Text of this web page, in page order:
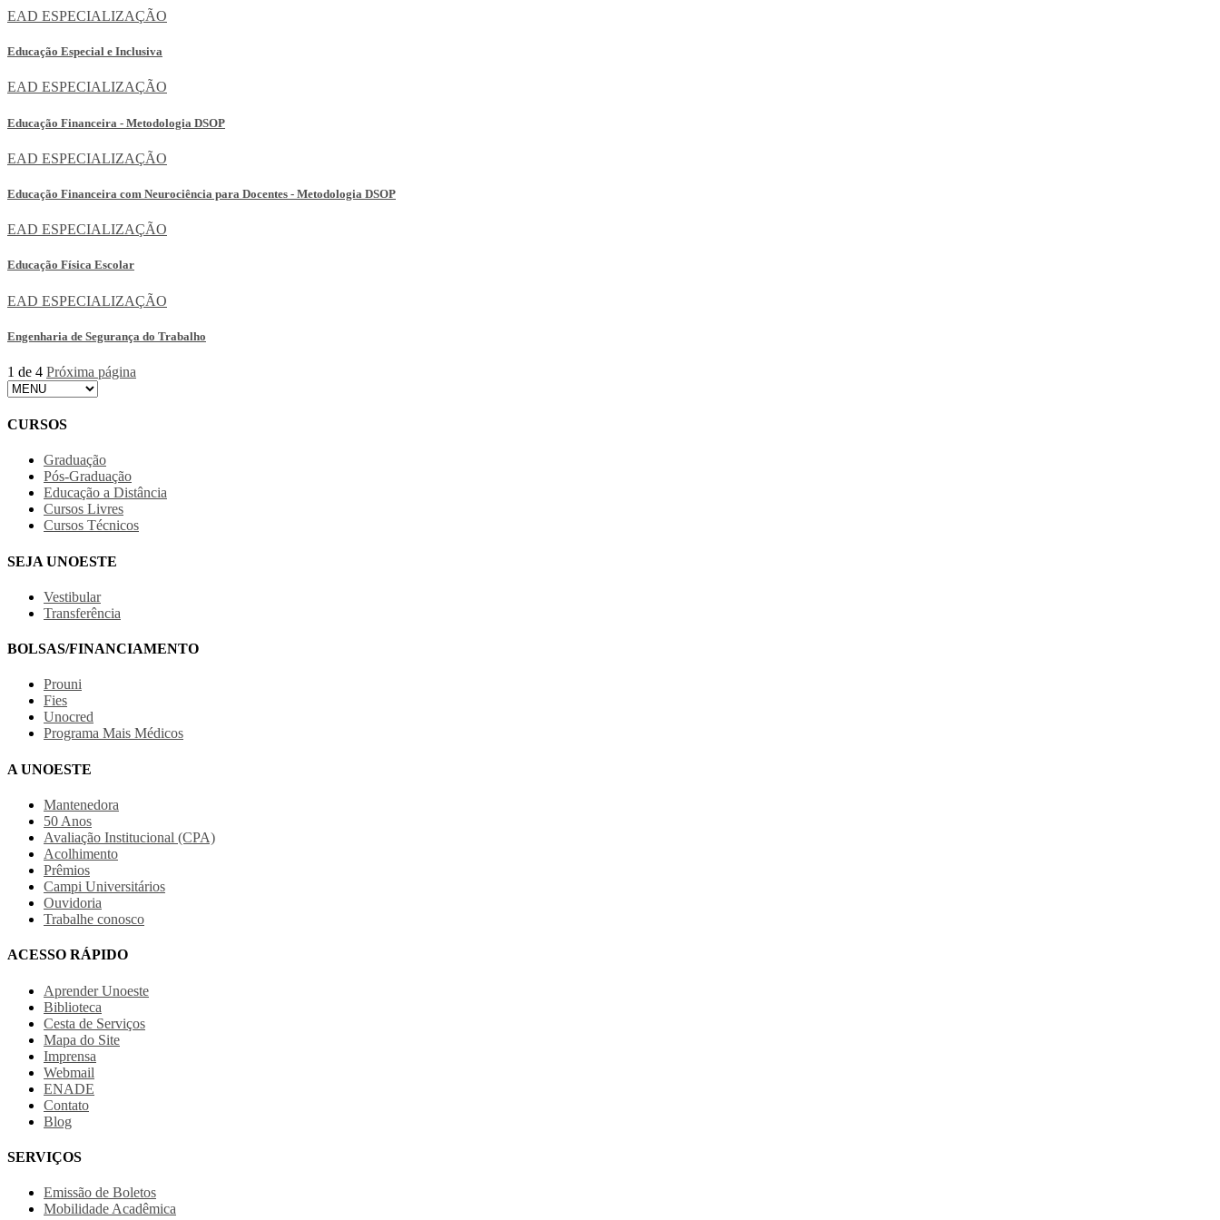
EAD ESPECIALIZAÇÃO
Educação Especial e Inclusiva
EAD ESPECIALIZAÇÃO
Educação Financeira - Metodologia DSOP
EAD ESPECIALIZAÇÃO
Educação Financeira com Neurociência para Docentes - Metodologia DSOP
EAD ESPECIALIZAÇÃO
Educação Física Escolar
EAD ESPECIALIZAÇÃO
Engenharia de Segurança do Trabalho
1 de 4 Próxima página
CURSOS
Graduação
Pós-Graduação
Educação a Distância
Cursos Livres
Cursos Técnicos
SEJA UNOESTE
Vestibular
Transferência
BOLSAS/FINANCIAMENTO
Prouni
Fies
Unocred
Programa Mais Médicos
A UNOESTE
Mantenedora
50 Anos
Avaliação Institucional (CPA)
Acolhimento
Prêmios
Campi Universitários
Ouvidoria
Trabalhe conosco
ACESSO RÁPIDO
Aprender Unoeste
Biblioteca
Cesta de Serviços
Mapa do Site
Imprensa
Webmail
ENADE
Contato
Blog
SERVIÇOS
Emissão de Boletos
Mobilidade Acadêmica